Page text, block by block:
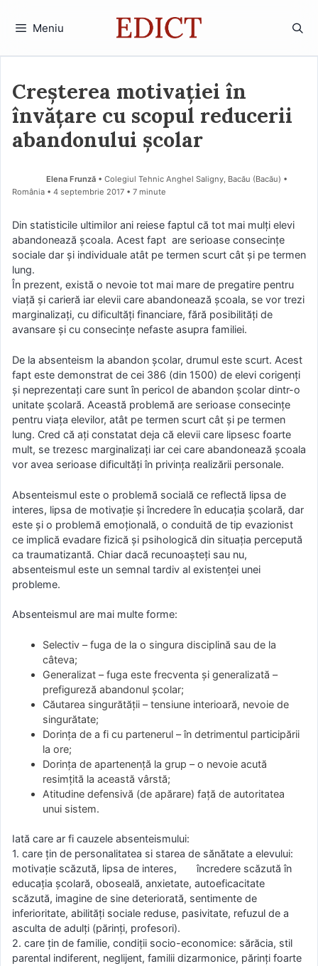
Meniu
Creşterea motivaţiei în
învăţare cu scopul reducerii
abandonului școlar
Elena Frunză • Colegiul Tehnic Anghel Saligny, Bacău (Bacău) •
România
4 septembrie 2017 • 7 minute
Din statisticile ultimilor ani reiese faptul că tot mai mulți elevi
abandonează școala. Acest fapt are serioase consecințe
sociale dar și individuale atât pe termen scurt cât și pe termen
lung.
În prezent, există o nevoie tot mai mare de pregatire pentru
viaţă şi carieră iar elevii care abandonează şcoala, se vor trezi
marginalizaţi, cu dificultăţi financiare, fără posibilităţi de
avansare şi cu consecinţe nefaste asupra familiei.
De la absenteism la abandon şcolar, drumul este scurt. Acest
fapt este demonstrat de cei 386 (din 1500) de elevi corigenţi
şi neprezentaţi care sunt în pericol de abandon şcolar dintr-o
unitate şcolară. Această problemă are serioase consecinţe
pentru viaţa elevilor, atât pe termen scurt cât şi pe termen
lung. Cred că aţi constatat deja că elevii care lipsesc foarte
mult, se trezesc marginalizaţi iar cei care abandonează şcoala
vor avea serioase dificultăţi în privinţa realizării personale.
Absenteismul este o problemă socială ce reflectă lipsa de
interes, lipsa de motivaţie şi încredere în educaţia şcolară, dar
este şi o problemă emoţională, o conduită de tip evazionist
ce implică evadare fizică şi psihologică din situaţia percepută
ca traumatizantă. Chiar dacă recunoaşteţi sau nu,
absenteismul este un semnal tardiv al existenţei unei
probleme.
Absenteismul are mai multe forme:
Selectiv – fuga de la o singura disciplină sau de la
câteva;
Generalizat – fuga este frecventa şi generalizată –
prefigureză abandonul şcolar;
Căutarea singurătăţii – tensiune interioară, nevoie de
singurătate;
Dorinţa de a fi cu partenerul – în detrimentul participării
la ore;
Dorinţa de apartenenţă la grup – o nevoie acută
resimţită la această vârstă;
Atitudine defensivă (de apărare) faţă de autoritatea
unui sistem.
Iată care ar fi cauzele absenteismului:
1. care ţin de personalitatea si starea de sănătate a elevului:
motivaţie scăzută, lipsa de interes, încredere scăzută în
educaţia şcolară, oboseală, anxietate, autoeficacitate
scăzută, imagine de sine deteriorată, sentimente de
inferioritate, abilităţi sociale reduse, pasivitate, refuzul de a
asculta de adulţi (părinţi, profesori).
2. care ţin de familie, condiţii socio-economice: sărăcia, stil
parental indiferent, neglijent, familii dizarmonice, părinţi foarte